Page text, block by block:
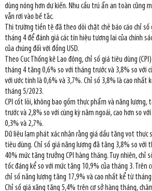
dùng nóng hơn dự kiến. Nhu cầu trú ẩn an toàn cũng
vẫn rơi vào bế tắc.
Thị trường tiền tệ đã theo dõi chặt chẽ báo cáo chỉ số
tháng 4 để đánh giá các tín hiệu tương lai của chính
của chúng đối với đồng USD.
Theo Cục Thống kê Lao động, chỉ số giá tiêu dùng
tháng 4 tăng 0,6% so với tháng trước và 3,8% so với
với ước tính là 0,6% và 3,7%. Chỉ số 3,8% là cao nhất
tháng 5/2023.
CPI cốt lõi, không bao gồm thực phẩm và năng lượng,
trước và 2,8% so với cùng kỳ năm ngoái, cao hơn so
0,3% và 2,7%.
Dữ liệu lạm phát xác nhận rằng giá dầu tăng vọt thực
tiêu dùng. Chỉ số giá năng lượng đã tăng 3,8% so với
40% mức tăng trưởng CPI hàng tháng. Tuy nhiên, chỉ
tốc đáng kể so với mức tăng 10,9% của tháng 3. Trên
chỉ số năng lượng tăng 17,9% và cao nhất kể từ
Chỉ số giá xăng tăng 5,4% trên cơ sở hàng tháng,